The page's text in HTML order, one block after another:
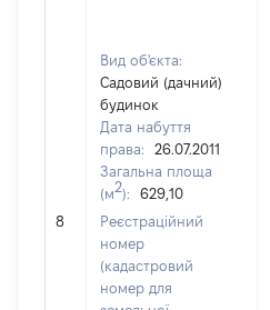
8
Вид об'єкта:
Садовий (дачний)
будинок
Дата набуття
права:
26.07.2011
Загальна площа
(м2):
629,10
Реєстраційний
номер
(кадастровий
номер для